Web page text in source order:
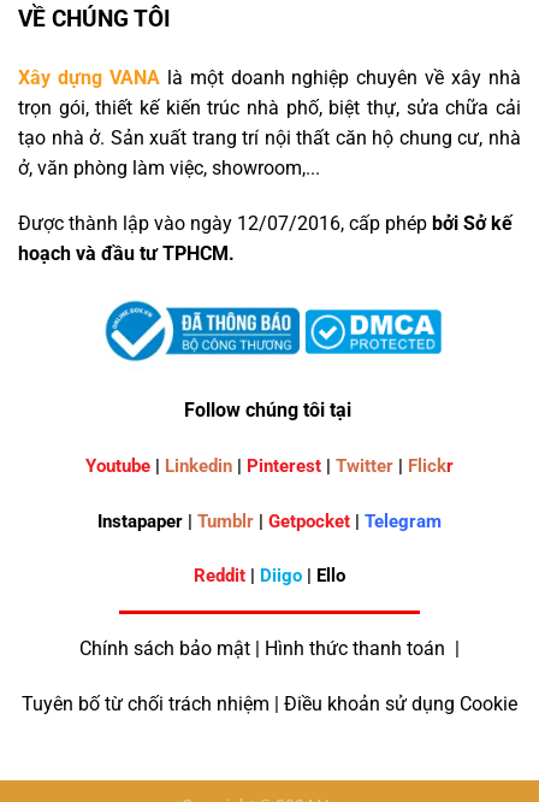
VỀ CHÚNG TÔI
Xây dựng VANAlà một doanh nghiệp chuyên về xây nhà
trọn gói, thiết kế kiến trúc nhà phố, biệt thự, sửa chữa cải
tạo nhà ở. Sản xuất trang trí nội thất căn hộ chung cư, nhà
ở, văn phòng làm việc, showroom,...
Được thành lập vào ngày 12/07/2016, cấp phép bởi Sở kế
hoạch và đầu tư TPHCM.
Follow chúng tôi tại
Youtube | Linkedin | Pinterest | Twitter | Flickr
Instapaper | Tumblr | Getpocket | Telegram
Reddit Diigo | Ello
Chính sách bảo mật | Hình thức thanh toán |
Tuyên bố từ chối trách nhiệm | Điều khoản sử dụng Cookie